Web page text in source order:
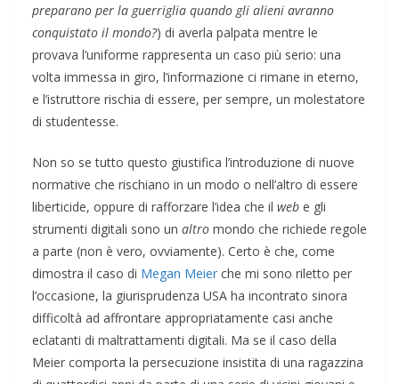
preparano per la guerriglia quando gli alieni avranno
conquistato il mondo?) di averla palpata mentre le
provava l’uniforme rappresenta un caso più serio: una
volta immessa in giro, l’informazione ci rimane in eterno,
e l’istruttore rischia di essere, per sempre, un molestatore
di studentesse.
Non so se tutto questo giustifica l’introduzione di nuove
normative che rischiano in un modo o nell’altro di essere
liberticide, oppure di rafforzare l’idea che il web e gli
strumenti digitali sono un altro mondo che richiede regole
a parte (non è vero, ovviamente). Certo è che, come
dimostra il caso di Megan Meier che mi sono riletto per
l’occasione, la giurisprudenza USA ha incontrato sinora
difficoltà ad affrontare appropriatamente casi anche
eclatanti di maltrattamenti digitali. Ma se il caso della
Meier comporta la persecuzione insistita di una ragazzina